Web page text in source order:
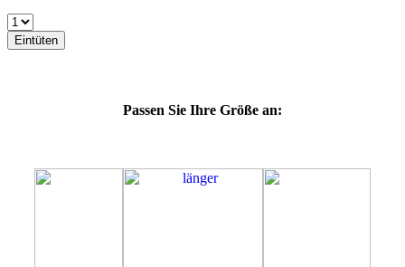
64L
64M
Eintüten
Passen Sie Ihre Größe an: